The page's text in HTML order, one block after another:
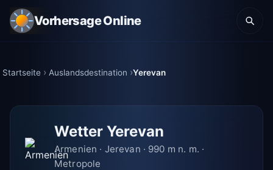
Vorhersage Online
Startseite Auslandsdestination Yerevan
Wetter Yerevan
Armenien · Jerevan · 990 m n. m. ·
Metropole